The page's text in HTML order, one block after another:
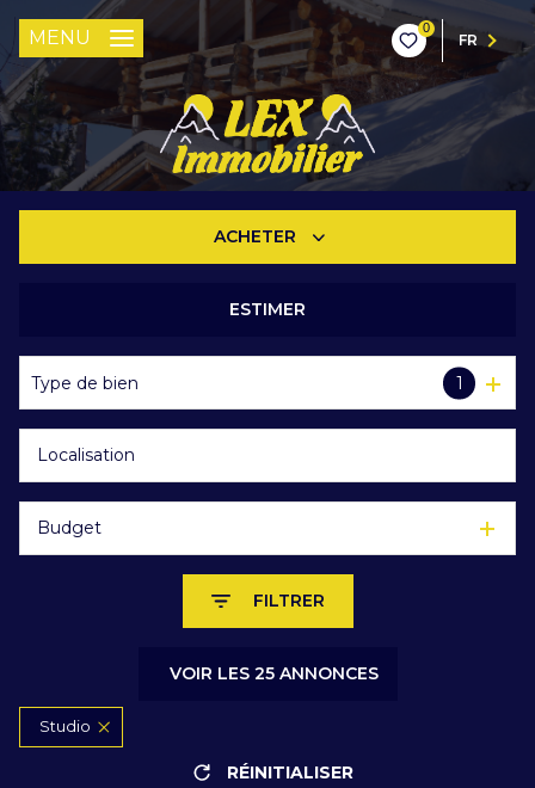
0
FR
MENU
ACHETER
ESTIMER
Type de bien 1
Budget
FILTRER
VOIR LES 25ANNONCES
Studio
RÉINITIALISER